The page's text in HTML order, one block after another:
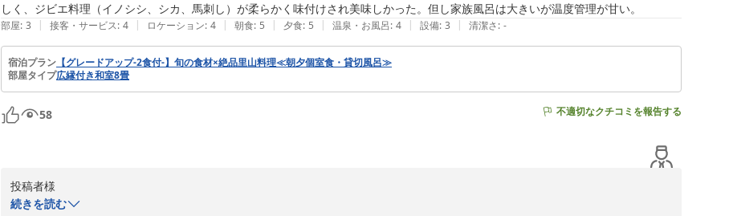
しく、ジビエ料理（イノシシ、シカ、馬刺し）が柔らかく味付けされ美味しかった。但し家族風呂は大きいが温度管理が甘い。
部屋: 3 | 接客・サービス: 4 | ロケーション: 4 | 朝食: 5 | 夕食: 5 | 温泉・お風呂: 4 | 設備: 3 | 清潔さ: -
宿泊プラン 【グレードアップ-2食付-】旬の食材×絶品里山料理≪朝夕個室食・貸切風呂≫
部屋タイプ広縁付き和室8畳
58 不適切なクチコミを報告する
投稿者様
この度は数ある宿の中から当宿にご宿泊くださいまして誠にありがとうございました。
続きを読む